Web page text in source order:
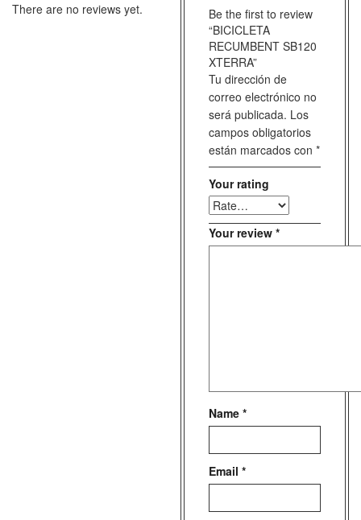
There are no reviews yet.
Be the first to review
“BICICLETA
RECUMBENT SB120
XTERRA”
Tu dirección de
correo electrónico no
será publicada. Los
campos obligatorios
están marcados con *
Your rating
Your review *
Name *
Email *